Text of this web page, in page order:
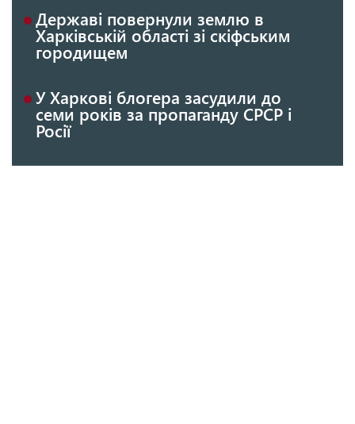
Державі повернули землю в
Харківській області зі скіфським
городищем
У Харкові блогера засудили до
семи років за пропаганду СРСР і
Росії